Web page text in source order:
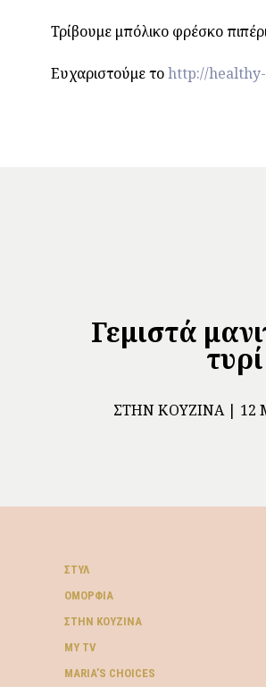
Τρίβουμε μπόλικο φρέσκο
Ευχαριστούμε τοhttp://
Γεμιστά
τυρί
ΣΤΗΝ ΚΟΥΖΊΝΑ 12
ΣΤΥΛ
ΟΜΟΡΦΙΆ
ΣΤΗΝ ΚΟΥΖΊΝΑ
MY TV
ΜARIA’S CHOICES